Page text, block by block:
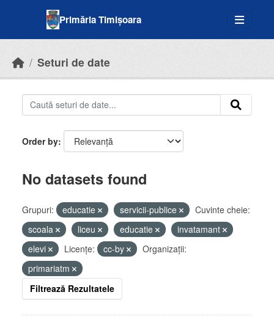
Primăria Timișoara
Seturi de date
Order by
No datasets found
Grupuri: educatie servicii-publice
Cuvinte cheie:
scoala
liceu educatie
invatamant
elevi
Licenţe: cc-by
Organizații:
primariatm
Filtrează Rezultatele